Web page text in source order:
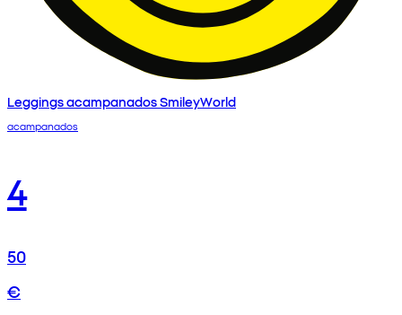
Leggings acampanados SmileyWorld
acampanados
4
50
€